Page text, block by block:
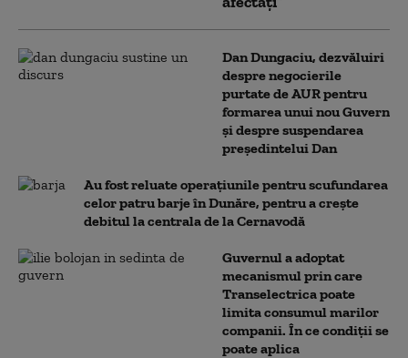
Dan Dungaciu, dezvăluiri
despre negocierile
purtate de AUR pentru
formarea unui nou Guvern
și despre suspendarea
președintelui Dan
Au fost reluate operațiunile pentru scufundarea
celor patru barje în Dunăre, pentru a crește
debitul la centrala de la Cernavodă
Guvernul a adoptat
mecanismul prin care
Transelectrica poate
limita consumul marilor
companii. În ce condiții se
poate aplica